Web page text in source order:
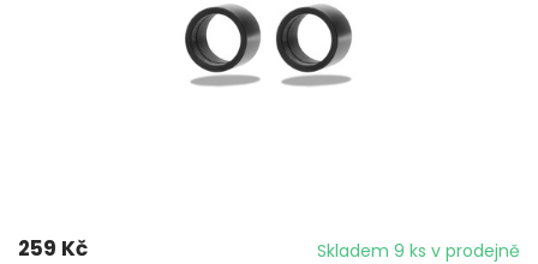
259 Kč Skladem 9 ks v prodejně